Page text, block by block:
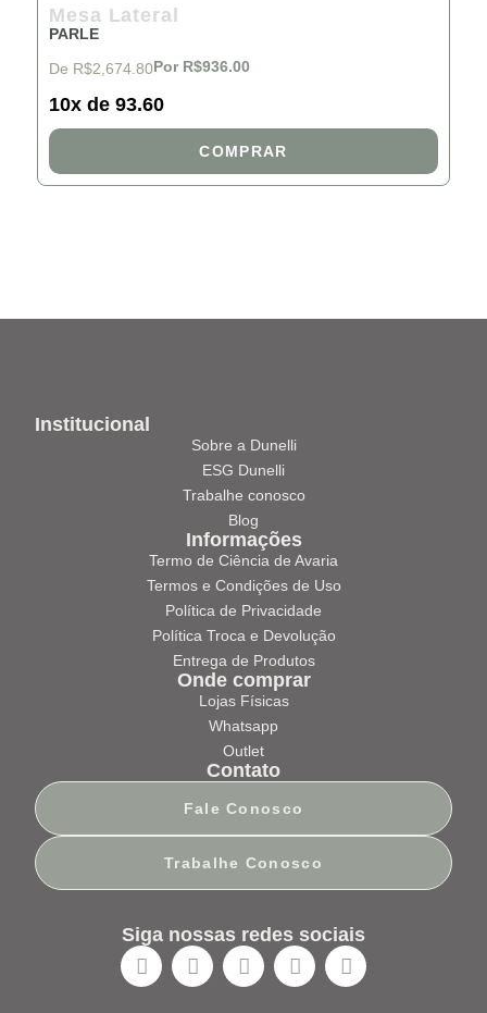
Mesa Lateral
PARLE
De R$2,674.80Por R$936.00
10x de 93.60
COMPRAR
Institucional
Sobre a Dunelli
ESG Dunelli
Trabalhe conosco
Blog
Informações
Termo de Ciência de Avaria
Termos e Condições de Uso
Política de Privacidade
Política Troca e Devolução
Entrega de Produtos
Onde comprar
Lojas Físicas
Whatsapp
Outlet
Contato
Fale Conosco
Trabalhe Conosco
Siga nossas redes sociais